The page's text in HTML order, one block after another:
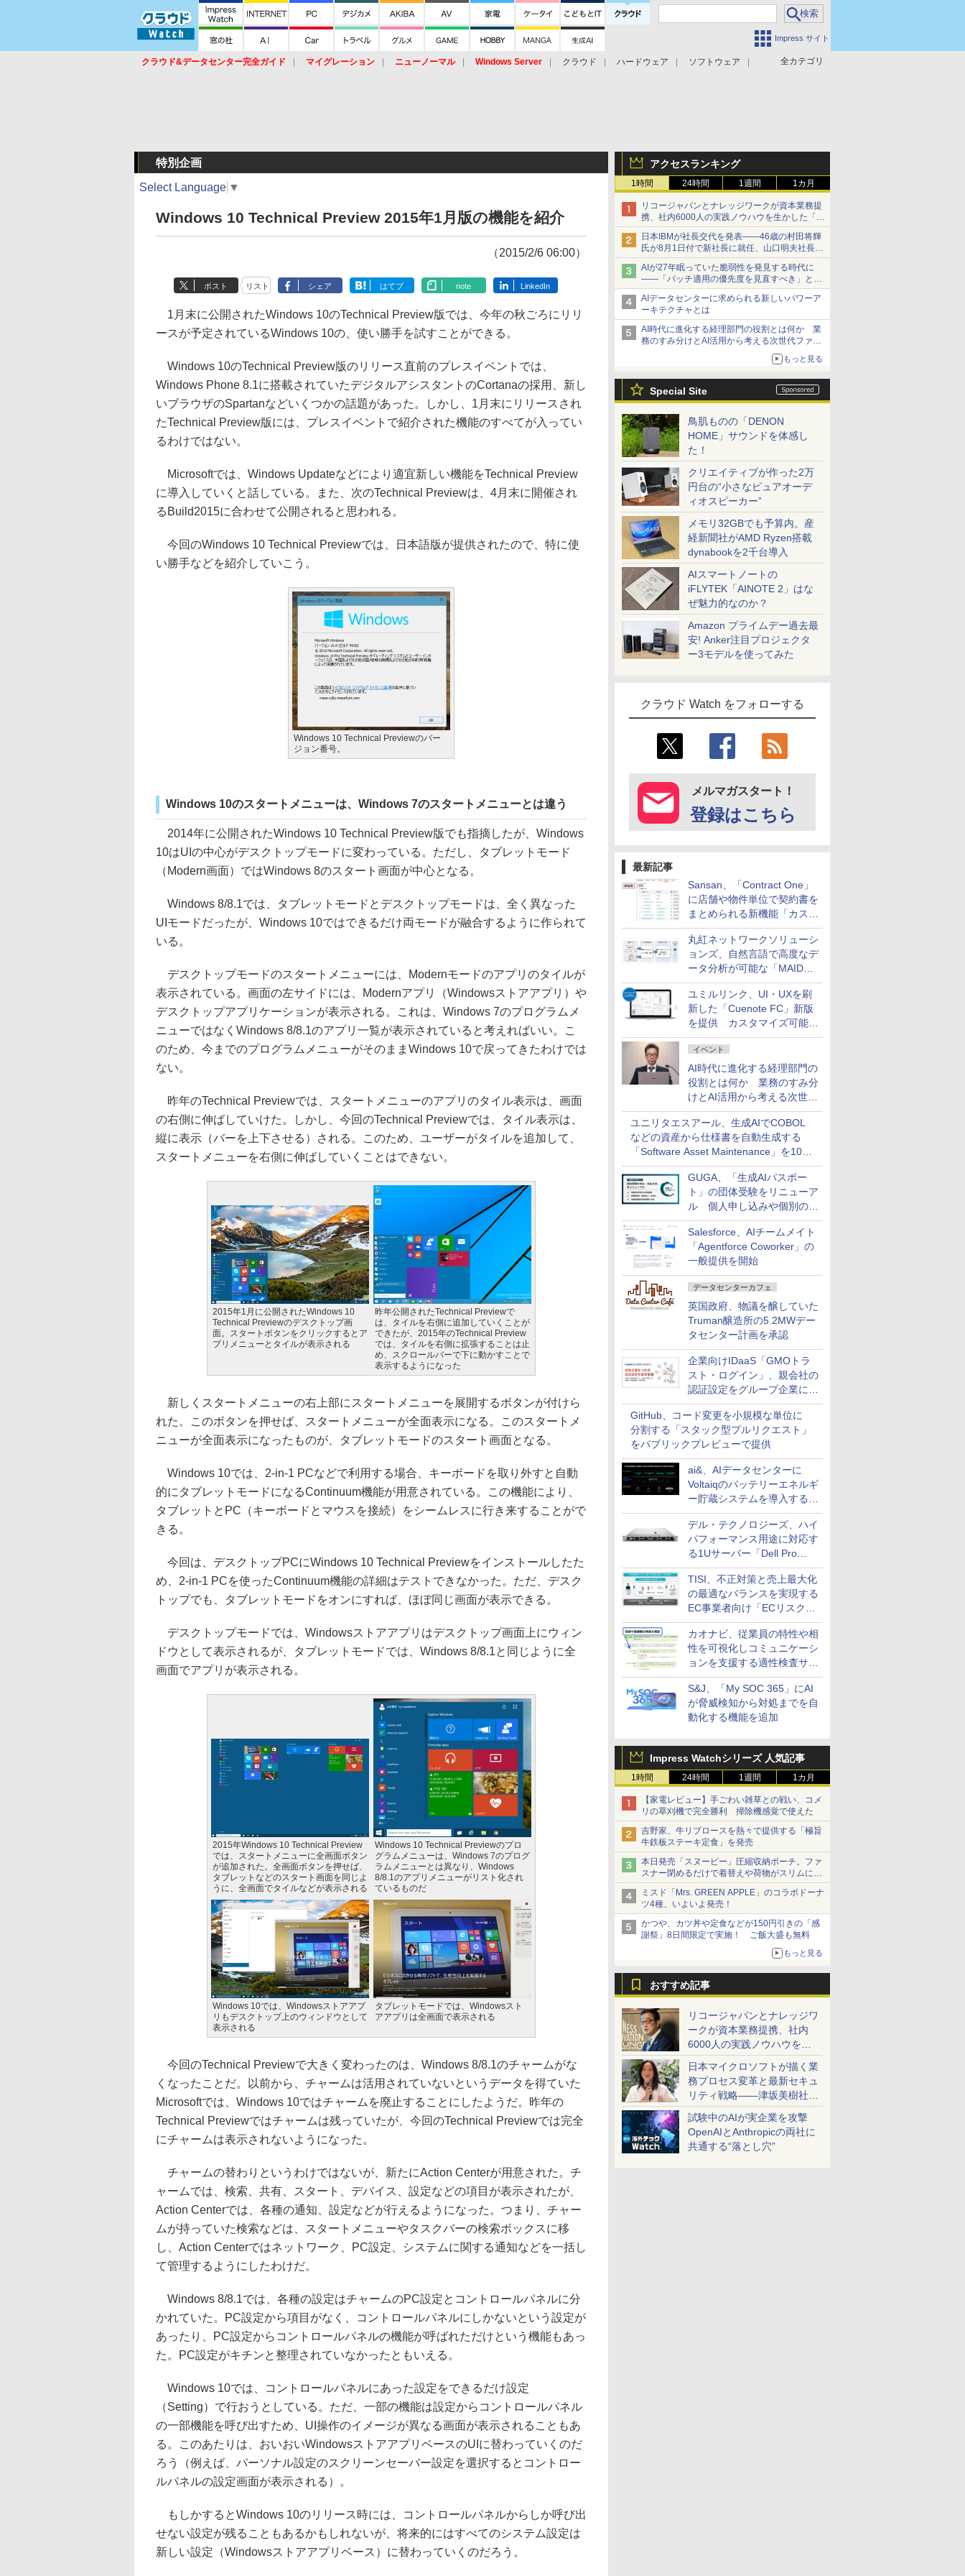
Impress サイト
全カテゴリ
クラウド&データセンター完全ガイド マイグレーション ニューノーマル Windows Server クラウド ハードウェア
ソフトウェア
アクセスランキング
1時間 24時間 1週間 1カ月
リコージャパンとナレッジワークが資本業務提
携、社内6000人の実践ノウハウを生かした「AI
商談記録 for RICOH」を展開へ
日本IBMが社長交代を発表――46歳の村田将輝
氏が8月1日付で新社長に就任、山口明夫社長は
会長へ
AIが27年眠っていた脆弱性を発見する時代に
――「パッチ適用の優先度を見直すべき」とセ
キュリティ専門家
AIデータセンターに求められる新しいパワーア
ーキテクチャとは
AI時代に進化する経理部門の役割とは何か 業
務のすみ分けとAI活用から考える次世代ファイ
もっと見る
Special Site
鳥肌ものの「DENON
HOME」サウンドを体感し
た！
クリエイティブが作った2万
円台の“小さなピュアオーデ
ィオスピーカー”
メモリ32GBでも予算内。産
経新聞社がAMD Ryzen搭載
dynabookを2千台導入
AIスマートノートの
iFLYTEK「AINOTE 2」はな
ぜ魅力的なのか？
Amazon プライムデー過去最
安! Anker注目プロジェクタ
ー3モデルを使ってみた
クラウド Watch をフォローする
メルマガスタート！
登録はこちら
最新記事
Sansan、「Contract One」
に店舗や物件単位で契約書を
まとめられる新機能「カスタ
ム契約ツリー」を追加
丸紅ネットワークソリューシ
ョンズ、自然言語で高度なデ
ータ分析が可能な「MAIDOA
AI ASSIST」を9月より提供
ユミルリンク、UI・UXを刷
新した「Cuenote FC」新版
を提供 カスタマイズ可能な
ダッシュボード画面を搭載
イベント
AI時代に進化する経理部門の
役割とは何か 業務のすみ分
けとAI活用から考える次世代
ファイナンス戦略
ユニリタエスアール、生成AIでCOBOL
などの資産から仕様書を自動生成する
「Software Asset Maintenance」を10月
に発売
GUGA、「生成AIパスポー
ト」の団体受験をリニューア
ル 個人申し込みや個別の支
払いなどに対応
Salesforce、AIチームメイト
「Agentforce Coworker」の
一般提供を開始
データセンターカフェ
英国政府、物議を醸していた
Truman醸造所の5.2MWデー
タセンター計画を承認
企業向けIDaaS「GMOトラ
スト・ログイン」、親会社の
認証設定をグループ企業に展
開できる新機能を提供
GitHub、コード変更を小規模な単位に
分割する「スタック型プルリクエスト」
をパブリックプレビューで提供
ai&、AIデータセンターに
Voltaiqのバッテリーエネルギ
ー貯蔵システムを導入する計
画を発表
デル・テクノロジーズ、ハイ
パフォーマンス用途に対応す
る1Uサーバー「Dell Pro
Precision 7 R1ラック」を発
売
TISI、不正対策と売上最大化
の最適なバランスを実現する
EC事業者向け「ECリスク対
策設計・運用支援サービス」
カオナビ、従業員の特性や相
性を可視化しコミュニケーシ
ョンを支援する適性検査サー
ビスを提供
S&J、「My SOC 365」にAI
が脅威検知から対処までを自
動化する機能を追加
Impress Watchシリーズ 人気記事
1時間 24時間 1週間 1カ月
【家電レビュー】手ごわい雑草との戦い、コメ
リの草刈機で完全勝利 掃除機感覚で使えた
吉野家、牛リブロースを熱々で提供する「極旨
牛鉄板ステーキ定食」を発売
本日発売「スヌーピー」圧縮収納ポーチ。ファ
スナー閉めるだけで着替えや荷物がスリムにま
とまる
ミスド「Mrs. GREEN APPLE」のコラボドーナ
ツ4種、いよいよ発売！
かつや、カツ丼や定食などが150円引きの「感
謝祭」8日間限定で実施！ ご飯大盛も無料
もっと見る
おすすめ記事
リコージャパンとナレッジワ
ークが資本業務提携、社内
6000人の実践ノウハウを生
かした「AI商談記録 for
RICOH」を展開へ
日本マイクロソフトが描く業
務プロセス変革と最新セキュ
リティ戦略――津坂美樹社長
が2027年度戦略を説明
試験中のAIが実企業を攻撃
OpenAIとAnthropicの両社に
共通する“落とし穴”
特別企画
Select Language ▼
Windows 10 Technical Preview 2015年1月版の機能を紹介
（2015/2/6 06:00）
ポスト リスト シェア はてブ note LinkedIn
1月末に公開されたWindows 10のTechnical Preview版では、今年の秋ごろにリリ
ースが予定されているWindows 10の、使い勝手を試すことができる。
Windows 10のTechnical Preview版のリリース直前のプレスイベントでは、
Windows Phone 8.1に搭載されていたデジタルアシスタントのCortanaの採用、新し
いブラウザのSpartanなどいくつかの話題があった。しかし、1月末にリリースされ
たTechnical Preview版には、プレスイベントで紹介された機能のすべてが入ってい
るわけではない。
Microsoftでは、Windows Updateなどにより適宜新しい機能をTechnical Preview
に導入していくと話している。また、次のTechnical Previewは、4月末に開催され
るBuild2015に合わせて公開されると思われる。
今回のWindows 10 Technical Previewでは、日本語版が提供されたので、特に使
い勝手などを紹介していこう。
Windows 10 Technical Previewのバー
ジョン番号。
Windows 10のスタートメニューは、Windows 7のスタートメニューとは違う
2014年に公開されたWindows 10 Technical Preview版でも指摘したが、Windows
10はUIの中心がデスクトップモードに変わっている。ただし、タブレットモード
（Modern画面）ではWindows 8のスタート画面が中心となる。
Windows 8/8.1では、タブレットモードとデスクトップモードは、全く異なった
UIモードだったが、Windows 10ではできるだけ両モードが融合するように作られて
いる。
デスクトップモードのスタートメニューには、Modernモードのアプリのタイルが
表示されている。画面の左サイドには、Modernアプリ（Windowsストアアプリ）や
デスクトップアプリケーションが表示される。これは、Windows 7のプログラムメ
ニューではなくWindows 8/8.1のアプリ一覧が表示されていると考えればいい。こ
のため、今までのプログラムメニューがそのままWindows 10で戻ってきたわけでは
ない。
昨年のTechnical Previewでは、スタートメニューのアプリのタイル表示は、画面
の右側に伸ばしていけた。しかし、今回のTechnical Previewでは、タイル表示は、
縦に表示（バーを上下させる）される。このため、ユーザーがタイルを追加して、
スタートメニューを右側に伸ばしていくことはできない。
2015年1月に公開されたWindows 10
Technical Previewのデスクトップ画
面。スタートボタンをクリックするとア
プリメニューとタイルが表示される
昨年公開されたTechnical Previewで
は、タイルを右側に追加していくことが
できたが、2015年のTechnical Preview
では、タイルを右側に拡張することは止
め、スクロールバーで下に動かすことで
表示するようになった
新しくスタートメニューの右上部にスタートメニューを展開するボタンが付けら
れた。このボタンを押せば、スタートメニューが全面表示になる。このスタートメ
ニューが全面表示になったものが、タブレットモードのスタート画面となる。
Windows 10では、2-in-1 PCなどで利用する場合、キーボードを取り外すと自動
的にタブレットモードになるContinuum機能が用意されている。この機能により、
タブレットとPC（キーボードとマウスを接続）をシームレスに行き来することがで
きる。
今回は、デスクトップPCにWindows 10 Technical Previewをインストールしたた
め、2-in-1 PCを使ったContinuum機能の詳細はテストできなかった。ただ、デスク
トップでも、タブレットモードをオンにすれば、ほぼ同じ画面が表示できる。
デスクトップモードでは、Windowsストアアプリはデスクトップ画面上にウィン
ドウとして表示されるが、タブレットモードでは、Windows 8/8.1と同じように全
画面でアプリが表示される。
2015年Windows 10 Technical Preview
では、スタートメニューに全画面ボタン
が追加された。全画面ボタンを押せば、
タブレットなどのスタート画面を同じよ
うに、全画面でタイルなどが表示される
Windows 10 Technical Previewのプロ
グラムメニューは、Windows 7のプログ
ラムメニューとは異なり、Windows
8/8.1のアプリメニューがリスト化され
ているものだ
Windows 10では、Windowsストアアプ
リもデスクトップ上のウィンドウとして
表示される
タブレットモードでは、Windowsスト
アアプリは全画面で表示される
今回のTechnical Previewで大きく変わったのは、Windows 8/8.1のチャームがな
くなったことだ。以前から、チャームは活用されていないというデータを得ていた
Microsoftでは、Windows 10ではチャームを廃止することにしたようだ。昨年の
Technical Previewではチャームは残っていたが、今回のTechnical Previewでは完全
にチャームは表示されないようになった。
チャームの替わりというわけではないが、新たにAction Centerが用意された。チ
ャームでは、検索、共有、スタート、デバイス、設定などの項目が表示されたが、
Action Centerでは、各種の通知、設定などが行えるようになった。つまり、チャー
ムが持っていた検索などは、スタートメニューやタスクバーの検索ボックスに移
し、Action Centerではネットワーク、PC設定、システムに関する通知などを一括し
て管理するようにしたわけだ。
Windows 8/8.1では、各種の設定はチャームのPC設定とコントロールパネルに分
かれていた。PC設定から項目がなく、コントロールパネルにしかないという設定が
あったり、PC設定からコントロールパネルの機能が呼ばれただけという機能もあっ
た。PC設定がキチンと整理されていなかったともいえる。
Windows 10では、コントロールパネルにあった設定をできるだけ設定
（Setting）で行おうとしている。ただ、一部の機能は設定からコントロールパネル
の一部機能を呼び出すため、UI操作のイメージが異なる画面が表示されることもあ
る。このあたりは、おいおいWindowsストアアプリベースのUIに替わっていくのだ
ろう（例えば、パーソナル設定のスクリーンセーバー設定を選択するとコントロー
ルパネルの設定画面が表示される）。
もしかするとWindows 10のリリース時には、コントロールパネルからしか呼び出
せない設定が残ることもあるかもしれないが、将来的にはすべてのシステム設定は
新しい設定（Windowsストアアプリベース）に替わっていくのだろう。